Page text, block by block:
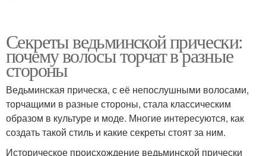
Секреты ведьминской прически:
почему волосы торчат в разные
стороны
Ведьминская прическа, с её непослушными волосами,
торчащими в разные стороны, стала классическим
образом в культуре и моде. Многие интересуются, как
создать такой стиль и какие секреты стоят за ним.
Историческое происхождение ведьминской прически